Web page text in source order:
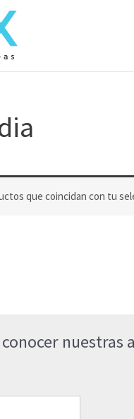
que coincidan con tu
nuestras